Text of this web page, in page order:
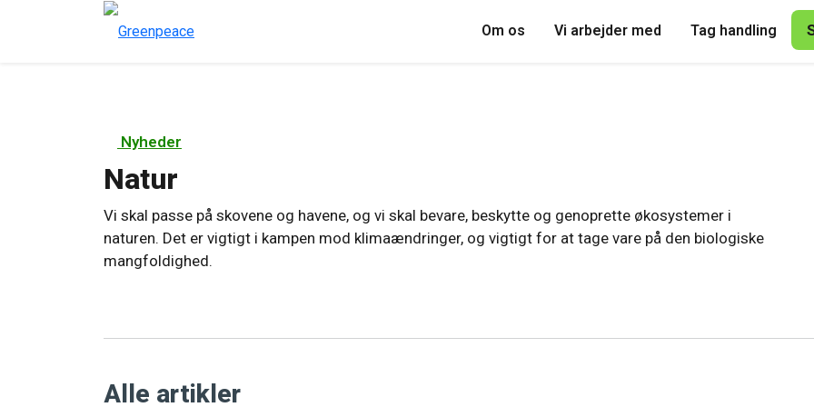
Om os Vi arbejder med Tag handling
Nyheder
Natur
Vi skal passe på skovene og havene, og vi skal bevare, beskytte og genoprette økosystemer i
naturen. Det er vigtigt i kampen mod klimaændringer, og vigtigt for at tage vare på den biologiske
mangfoldighed.
Alle artikler